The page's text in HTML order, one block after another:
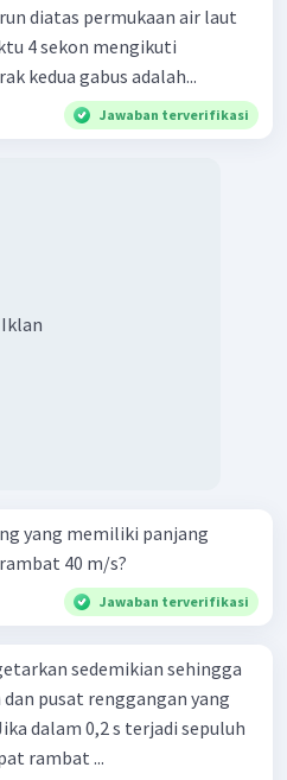
diatas permukaan air laut
4 sekon mengikuti
kedua gabus adalah...
Jawaban terverifikasi
Iklan
yang memiliki panjang
40 m/s?
Jawaban terverifikasi
sedemikian sehingga
pusat renggangan yang
dalam 0,2 s terjadi sepuluh
rambat ...